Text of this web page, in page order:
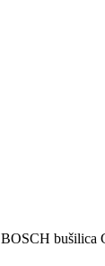
BOSCH bušilica